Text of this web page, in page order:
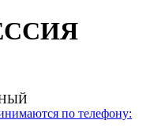
по телефону: